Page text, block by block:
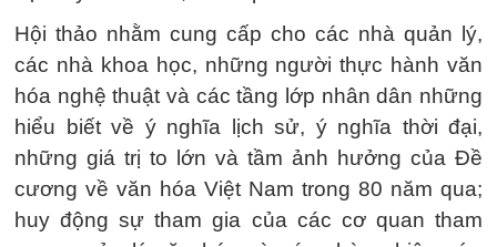
Hội thảo nhằm cung cấp cho các nhà quản lý,
các nhà khoa học, những người thực hành văn
hóa nghệ thuật và các tầng lớp nhân dân những
hiểu biết về ý nghĩa lịch sử, ý nghĩa thời đại,
những giá trị to lớn và tầm ảnh hưởng của Đề
cương về văn hóa Việt Nam trong 80 năm qua;
huy động sự tham gia của các cơ quan tham